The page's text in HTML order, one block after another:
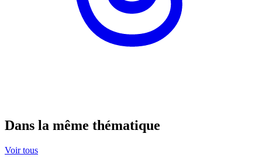
Dans la même thématique
Voir tous